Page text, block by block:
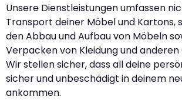
Unsere Dienstleistungen umfassen
Transport deiner Möbel und Kartons,
den Abbau und Aufbau von Möbeln
Verpacken von Kleidung und
Wir stellen sicher, dass all deine
sicher und unbeschädigt in deinem
ankommen.